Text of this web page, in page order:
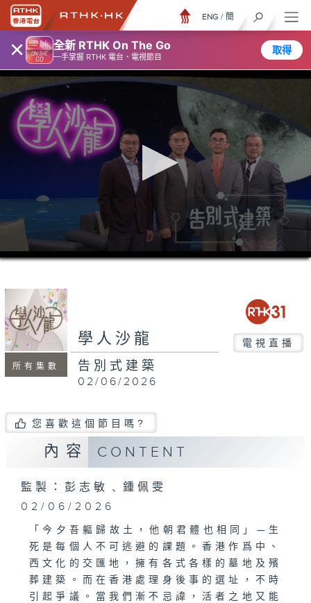
× 全新 RTHK On The Go
一手掌握 RTHK 電台、電視節目
取得
ENG / 簡
0
seconds
minutes,
seconds
所有集數
學人沙龍 電視直播
告別式建築
02/06/2026
您喜歡這個節目嗎?
內容 CONTENT
監製：彭志敏﹑鍾佩雯
02/06/2026
「今夕吾軀歸故土，他朝君體也相同」—生
死是每個人不可逃避的課題。香港作爲中、
西文化的交匯地，擁有各式各樣的墓地及殯
葬建築。而在香港處理身後事的選址，不時
引起爭議。當我們漸不忌諱，活者之地又能